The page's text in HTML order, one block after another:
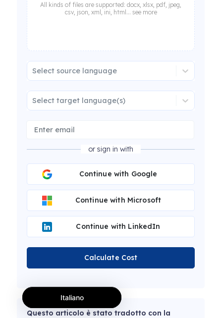
All kinds of files are supported: docx, xlsx, pdf, jpeg,
csv, json, xml, ini, html... see more
Select source language
Select target language(s)
or sign in with
Continue with Google
Continue with Microsoft
Continue with LinkedIn
Calculate Cost
Questo articolo è stato tradotto con la
Italiano